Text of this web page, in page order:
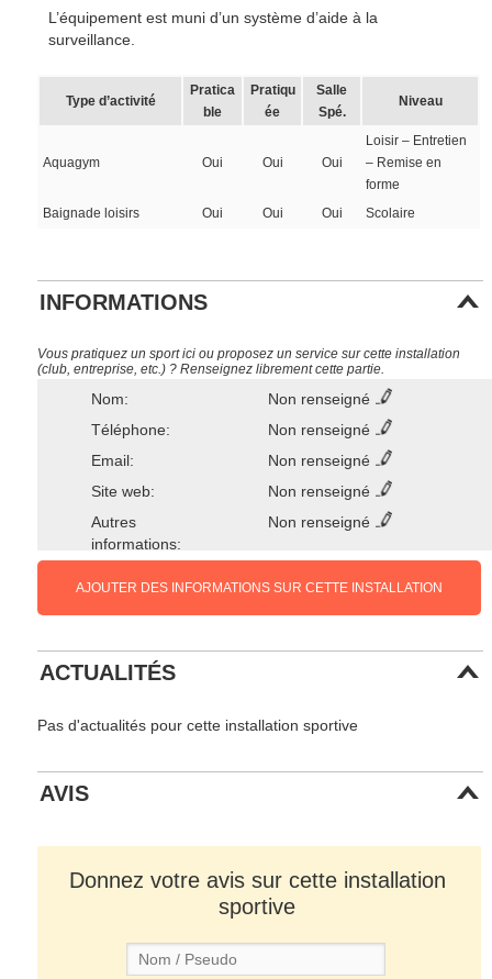
L’équipement est muni d’un système d’aide à la
surveillance.
Type d’activité
Pratica
ble
Pratiqu
ée
Salle
Spé.
Niveau
Aquagym Oui Oui Oui
Loisir – Entretien
– Remise en
forme
Baignade loisirs
Oui Oui Oui Scolaire
INFORMATIONS
Vous pratiquez un sport ici ou proposez un service sur cette installation
(club, entreprise, etc.) ? Renseignez librement cette partie.
Nom:
Non renseigné
Téléphone:
Non renseigné
Email:
Non renseigné
Site web:
Non renseigné
Autres
informations:
Non renseigné
AJOUTER DES INFORMATIONS SUR CETTE INSTALLATION
ACTUALITÉS
Pas d'actualités pour cette installation sportive
AVIS
Donnez votre avis sur cette installation
sportive